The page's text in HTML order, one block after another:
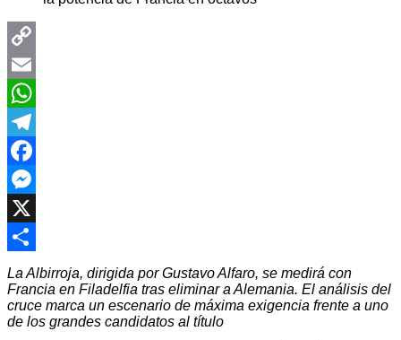
Copy
Link
Email
WhatsApp
Telegram
Facebook
Messenger
X
Compartir
La Albirroja, dirigida por Gustavo Alfaro, se medirá con
Francia en Filadelfia tras eliminar a Alemania. El análisis del
cruce marca un escenario de máxima exigencia frente a uno
de los grandes candidatos al título